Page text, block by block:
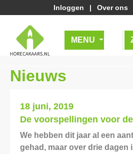
Inloggen | Over ons
MENU
Nieuws
18 juni, 2019
De voorspellingen voor
We hebben dit jaar al een
gehad, maar over drie dagen